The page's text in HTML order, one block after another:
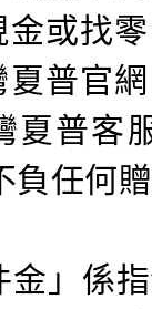
或找
普官
夏普客
負任何
金」係